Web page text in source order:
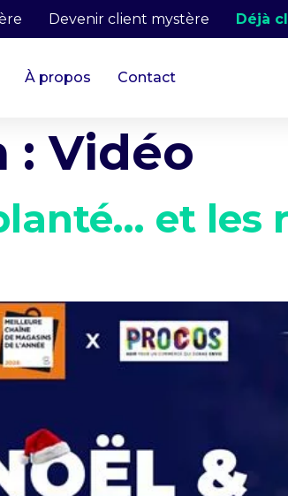
Devenir client mystère Déjà
À propos Contact
:Vidéo
et les